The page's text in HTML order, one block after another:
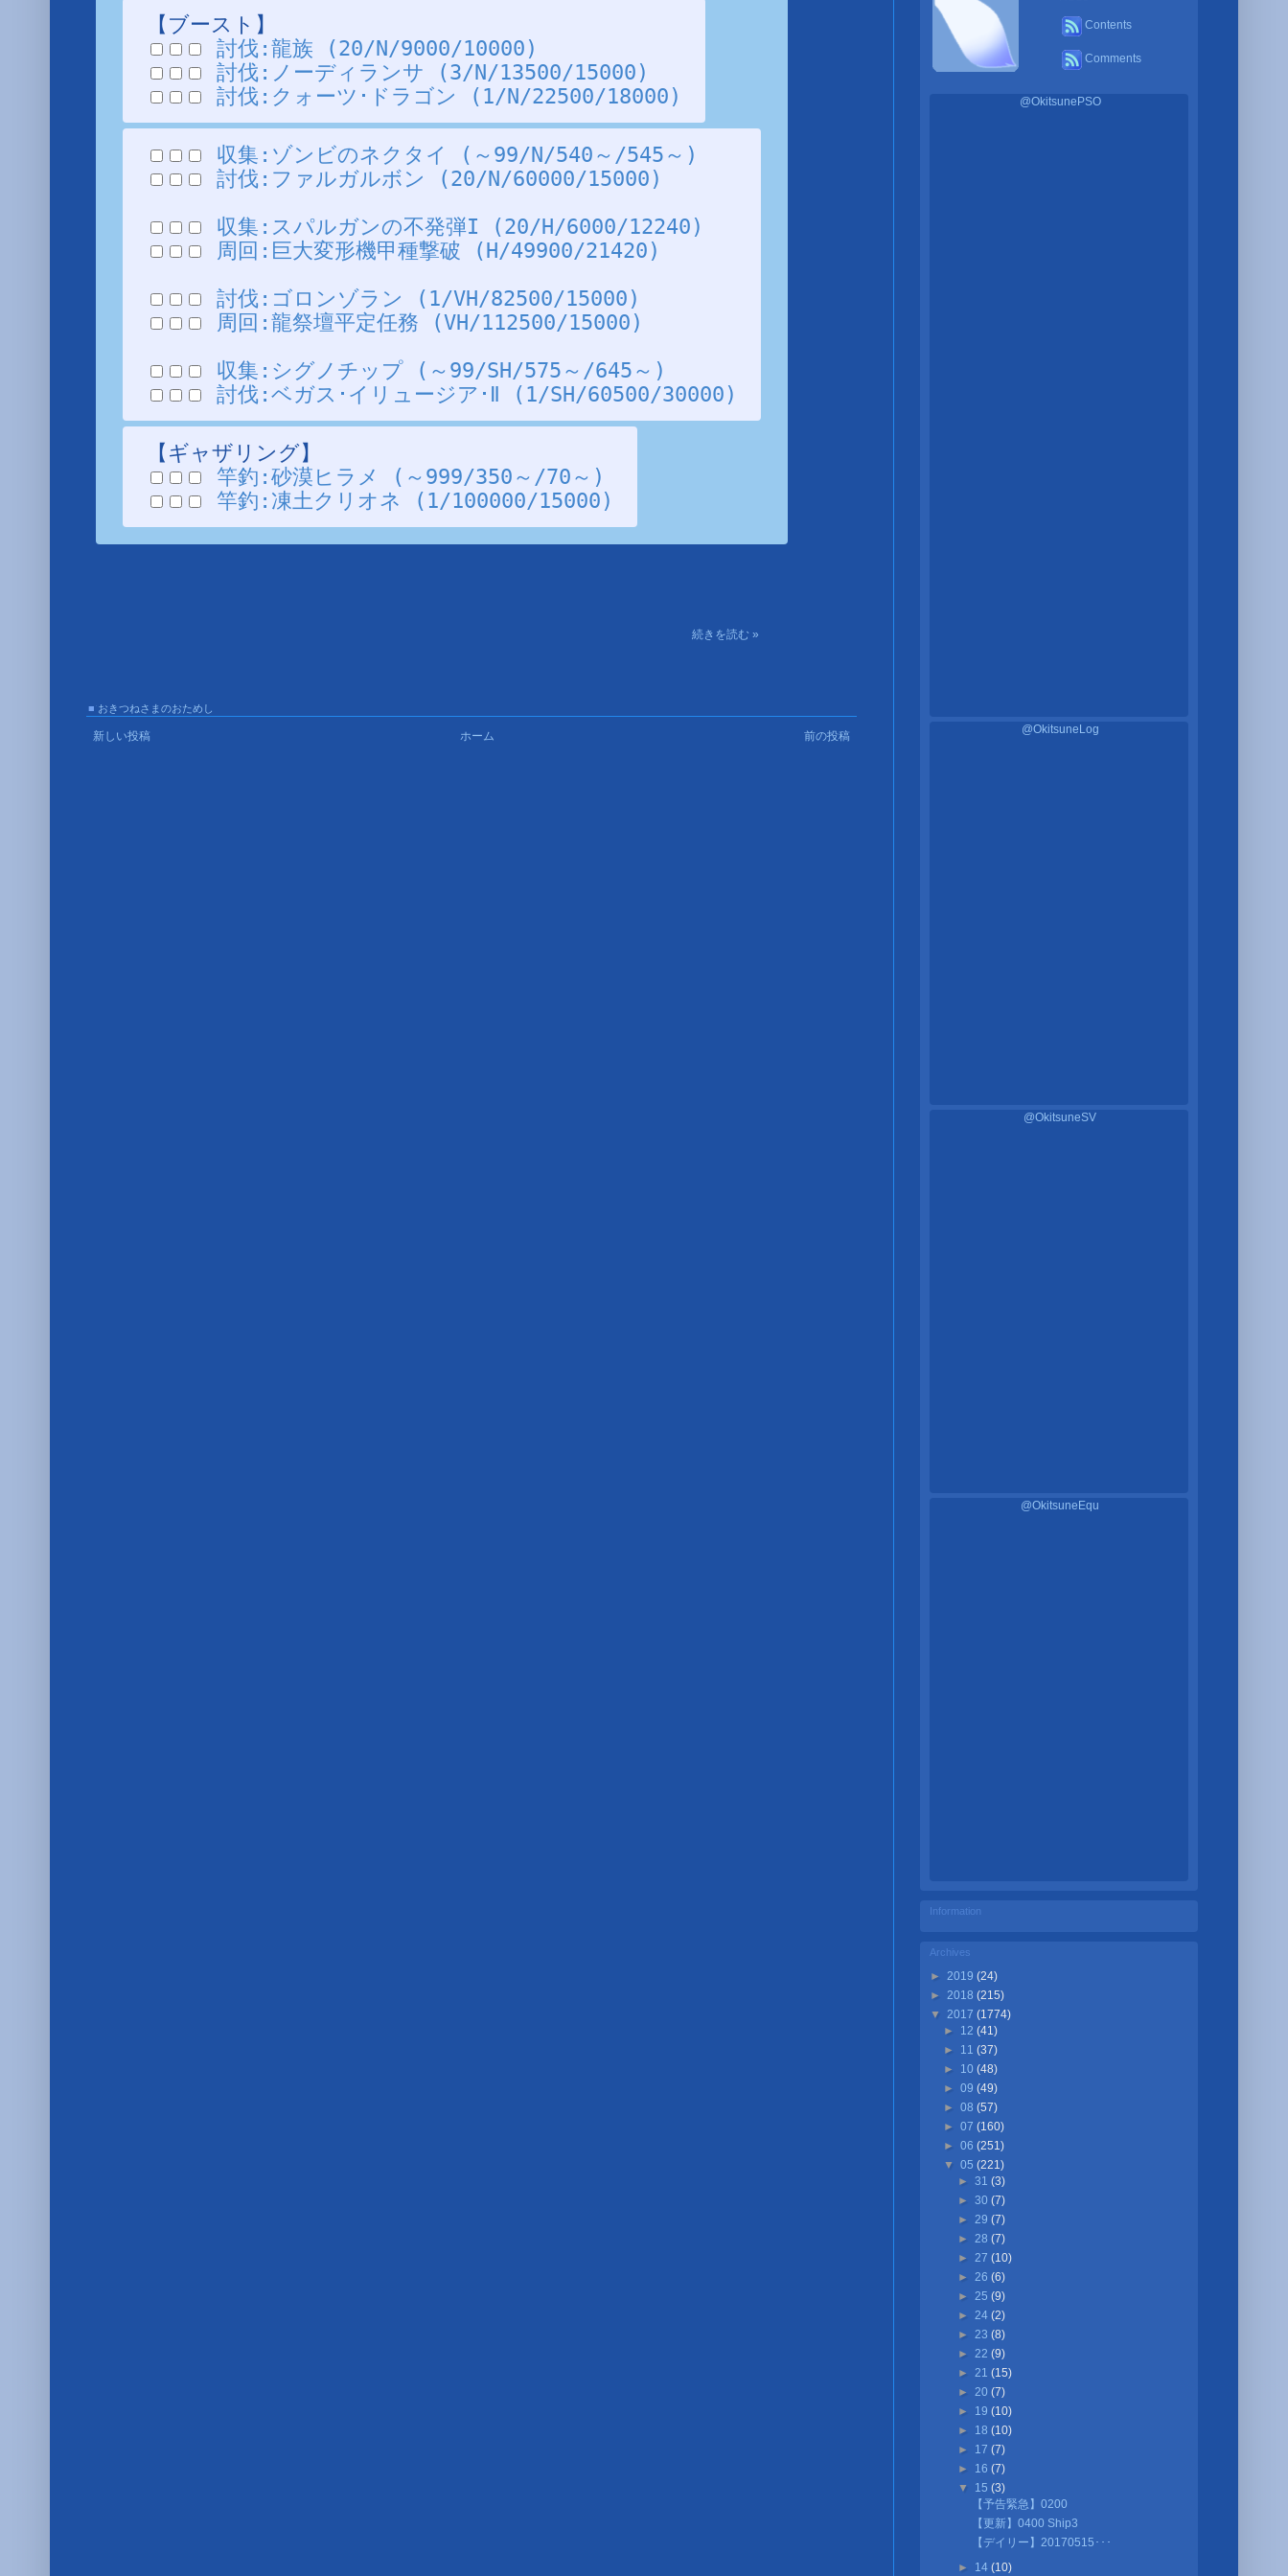
【ブースト】
討伐:龍族 (20/N/9000/10000)
討伐:ノーディランサ (3/N/13500/15000)
討伐:クォーツ･ドラゴン (1/N/22500/18000)
収集:ゾンビのネクタイ (～99/N/540～/545～)
討伐:ファルガルボン (20/N/60000/15000)
収集:スパルガンの不発弾I (20/H/6000/12240)
周回:巨大変形機甲種撃破 (H/49900/21420)
討伐:ゴロンゾラン (1/VH/82500/15000)
周回:龍祭壇平定任務 (VH/112500/15000)
収集:シグノチップ (～99/SH/575～/645～)
討伐:ベガス･イリュージア･Ⅱ (1/SH/60500/30000)
【ギャザリング】
竿釣:砂漠ヒラメ (～999/350～/70～)
竿釣:凍土クリオネ (1/100000/15000)
続きを読む »
■ おきつねさまのおためし
新しい投稿 前の投稿
ホーム
Contents
Comments
@OkitsunePSO
@OkitsuneLog
@OkitsuneSV
@OkitsuneEqu
Information
Archives
► 2019 (24)
► 2018 (215)
▼ 2017 (1774)
► 12(41)
► 11(37)
► 10(48)
►09(49)
►08(57)
►07(160)
►06(251)
▼05(221)
► 31 (3)
► 30 (7)
► 29 (7)
► 28 (7)
► 27 (10)
► 26 (6)
► 25 (9)
► 24 (2)
► 23 (8)
► 22 (9)
► 21 (15)
► 20 (7)
► 19 (10)
► 18 (10)
► 17 (7)
► 16 (7)
▼ 15 (3)
【予告緊急】0200
【更新】0400 Ship3
【デイリー】20170515･･･
► 14 (10)